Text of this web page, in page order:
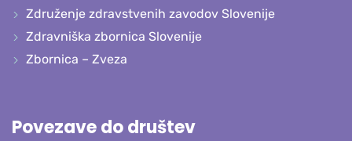
Združenje zdravstvenih zavodov Slovenije
Zdravniška zbornica Slovenije
Zbornica – Zveza
Povezave do društev